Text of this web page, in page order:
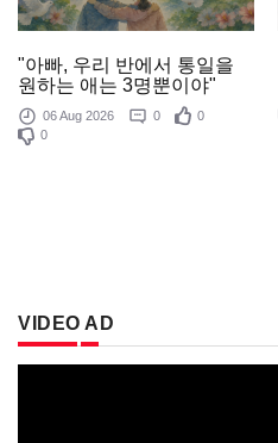
"아빠, 우리 반에서 통일을
원하는 애는 3명뿐이야"
06 Aug 2026 0
0
0
VIDEO AD